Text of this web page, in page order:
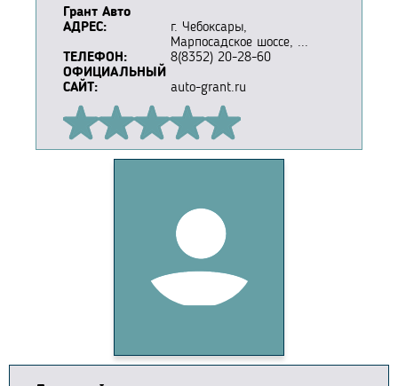
Грант Авто
АДРЕС:
г. Чебоксары,
Марпосадское шоссе, ...
ТЕЛЕФОН:
8(8352) 20-28-60
ОФИЦИАЛЬНЫЙ
САЙТ:
auto-grant.ru